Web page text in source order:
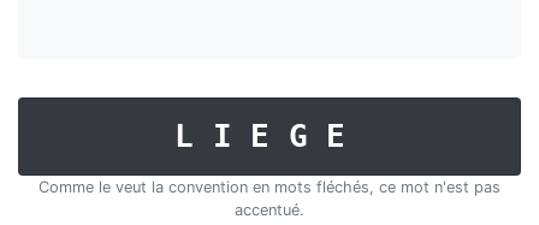
LIEGE
Comme le veut la convention en mots fléchés, ce mot n'est pas
accentué.